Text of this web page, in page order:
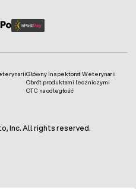
Główny Inspektorat Weterynarii
Obrót produktami leczniczymi
OTC na odległość
Inc. All rights reserved.